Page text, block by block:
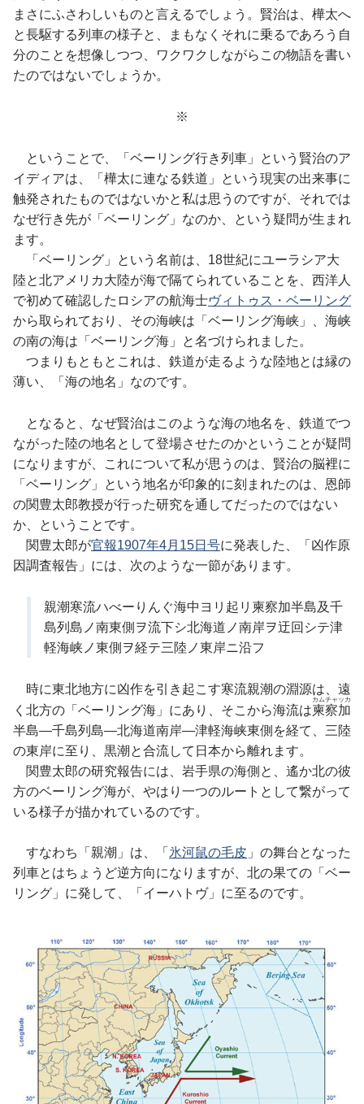
まさにふさわしいものと言えるでしょう。賢治は、樺太へ
と長駆する列車の様子と、まもなくそれに乗るであろう自
分のことを想像しつつ、ワクワクしながらこの物語を書い
たのではないでしょうか。
※
ということで、「ベーリング行き列車」という賢治のア
イディアは、「樺太に連なる鉄道」という現実の出来事に
触発されたものではないかと私は思うのですが、それでは
なぜ行き先が「ベーリング」なのか、という疑問が生まれ
ます。
「ベーリング」という名前は、18世紀にユーラシア大
陸と北アメリカ大陸が海で隔てられていることを、西洋人
で初めて確認したロシアの航海士ヴィトゥス・ベーリング
から取られており、その海峡は「ベーリング海峡」、海峡
の南の海は「ベーリング海」と名づけられました。
つまりもともとこれは、鉄道が走るような陸地とは縁の
薄い、「海の地名」なのです。
となると、なぜ賢治はこのような海の地名を、鉄道でつ
ながった陸の地名として登場させたのかということが疑問
になりますが、これについて私が思うのは、賢治の脳裡に
「ベーリング」という地名が印象的に刻まれたのは、恩師
の関豊太郎教授が行った研究を通してだったのではない
か、ということです。
関豊太郎が官報1907年4月15日号に発表した、「凶作原
因調査報告」には、次のような一節があります。
親潮寒流ハべーりんぐ海中ヨリ起リ柬察加半島及千
島列島ノ南東側ヲ流下シ北海道ノ南岸ヲ迂回シテ津
軽海峡ノ東側ヲ経テ三陸ノ東岸ニ沿フ
時に東北地方に凶作を引き起こす寒流親潮の淵源は、遠
く北方の「ベーリング海」にあり、そこから海流は柬察加
カムチャッカ
半島―千島列島―北海道南岸―津軽海峡東側を経て、三陸
の東岸に至り、黒潮と合流して日本から離れます。
関豊太郎の研究報告には、岩手県の海側と、遙か北の彼
方のベーリング海が、やはり一つのルートとして繋がって
いる様子が描かれているのです。
すなわち「親潮」は、「 氷河鼠の毛皮 」の舞台となった
列車とはちょうど逆方向になりますが、北の果ての「ベー
リング」に発して、「イーハトヴ」に至るのです。